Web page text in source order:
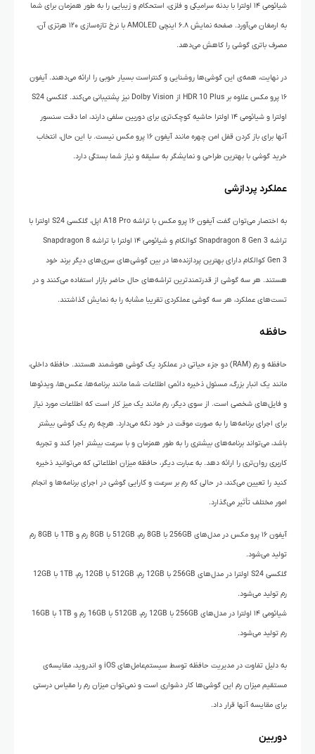
شیائومی ۱۴ اولترا با بدنه سرامیکی و فلزی، استحکام و زیبایی را به طور همزمان برای شما
به ارمغان می‌آورد. صفحه نمایش ۶.۸ اینچی AMOLED با نرخ تازه‌سازی ۱۲۰ هرتزی آن،
مصرف باتری گوشی را کاهش می‌دهد.
در نهایت، همه‌ی این گوشی‌ها روشنایی و کنتراست بسیار خوبی را ارائه می‌دهند. آیفون
۱۶ پرو مکس علاوه بر HDR 10 Plus از Dolby Vision نیز پشتیبانی می‌کند. گلکسی S24
اولترا و شیائومی ۱۴ اولترا حاشیه کوچک‌تری برای دوربین سلفی دارند، اما دقت سنسور
آنها برای باز کردن قفل امن چهره مانند آیفون ۱۶ پرو مکس نیست. با این حال، انتخاب
خرید گوشی با بهترین طراحی و نمایشگر به سلیقه و نیاز شما بستگی دارد.
عملکرد پردازشی
به اختصار می‌توان گفت آیفون ۱۶ پرو مکس با تراشه A18 Pro اپل، گلکسی S24 اولترا با
تراشه Snapdragon 8 Gen 3 کوالکام و شیائومی ۱۴ اولترا با تراشه Snapdragon 8
Gen 3 کوالکام دارای بهترین پردازنده‌ها در بین گوشی‌های سری‌های دیگر برند خود
هستند. هر سه گوشی از قدرتمندترین تراشه‌های حال حاضر بازار استفاده می‌کنند و در
تست‌های عملکرد، هر سه گوشی عملکردی تقریبا مشابه را به نمایش گذاشتند.
حافظه
حافظه و رم (RAM) دو جزء حیاتی در عملکرد یک گوشی هوشمند هستند. حافظه داخلی،
مانند یک انبار بزرگ، مسئول ذخیره دائمی اطلاعات شما مانند برنامه‌ها، عکس‌ها، ویدئوها
و فایل‌های شخصی است. از سوی دیگر، رم مانند یک میز کار است که اطلاعات مورد نیاز
برای اجرای برنامه‌ها را به صورت موقت در خود نگه می‌دارد. هرچه رم یک گوشی بیشتر
باشد، می‌تواند برنامه‌های بیشتری را به طور همزمان و با سرعت بیشتر اجرا کند و تجربه
کاربری روان‌تری را ارائه دهد. به عبارت دیگر، حافظه میزان اطلاعاتی که می‌توانید ذخیره
کنید را تعیین می‌کند، در حالی که رم بر سرعت و کارایی گوشی در اجرای برنامه‌ها و انجام
امور مختلف تأثیر می‌گذارد.
آیفون ۱۶ پرو مکس در مدل‌های 256GB با 8GB رم، 512GB با 8GB رم و 1TB با 8GB رم
تولید می‌شود.
گلکسی S24 اولترا در مدل‌های 256GB با 12GB رم، 512GB با 12GB رم، 1TB با 12GB
رم تولید می‌شود.
شیائومی ۱۴ اولترا در مدل‌های 256GB با 12GB رم، 512GB با 16GB رم و 1TB با 16GB
رم تولید می‌شود.
به دلیل تفاوت در مدیریت حافظه توسط سیستم‌عامل‌های iOS و اندروید، مقایسه‌ی
مستقیم میزان رم این گوشی‌ها کار دشواری است و نمی‌توان میزان رم را مقیاس درستی
برای مقایسه آنها قرار داد.
دوربین